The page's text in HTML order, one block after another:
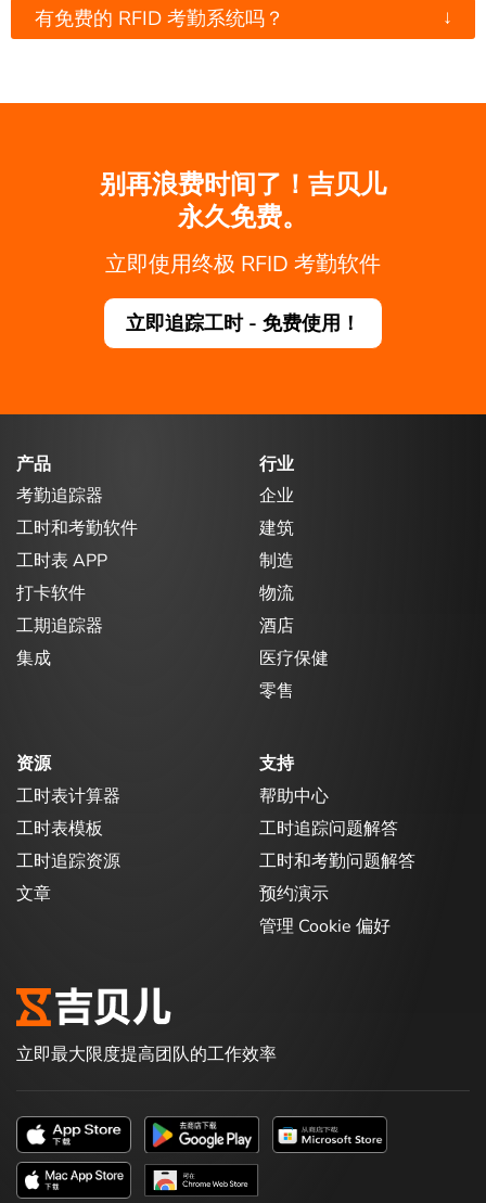
有免费的 RFID 考勤系统吗？ ↓
别再浪费时间了！吉贝儿
永久免费。
立即使用终极 RFID 考勤软件
立即追踪工时 - 免费使用！
产品
考勤追踪器
工时和考勤软件
工时表 APP
打卡软件
工期追踪器
集成
行业
企业
建筑
制造
物流
酒店
医疗保健
零售
资源
工时表计算器
工时表模板
工时追踪资源
文章
支持
帮助中心
工时追踪问题解答
工时和考勤问题解答
预约演示
管理 Cookie 偏好
立即最大限度提高团队的工作效率